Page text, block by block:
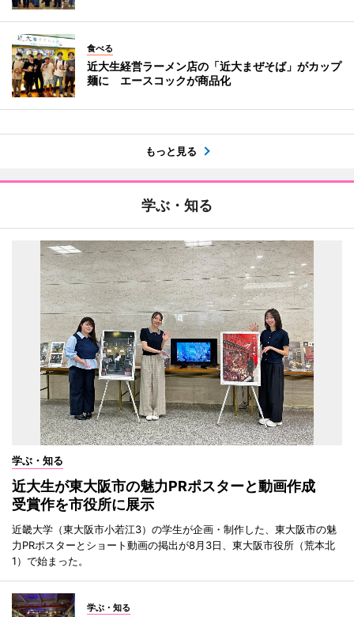
食べる
近大生経営ラーメン店の「近大まぜそば」がカップ
麺に エースコックが商品化
もっと見る
学ぶ・知る
学ぶ・知る
近大生が東大阪市の魅力PRポスターと動画作成
受賞作を市役所に展示
近畿大学（東大阪市小若江3）の学生が企画・制作した、東大阪市の魅
力PRポスターとショート動画の掲出が8月3日、東大阪市役所（荒本北
1）で始まった。
学ぶ・知る